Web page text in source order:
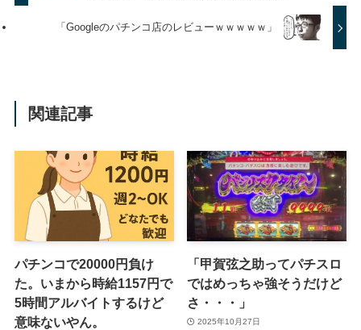
「Googleのパチンコ店のレビューｗｗｗｗｗ」
関連記事
パチンコで20000円負け
た。いまから時給1157円で
5時間アルバイトするけど
意味ないやん。
「甲賀弦之助ってパチスロ
ではめっちゃ強そうだけど
さ・・・」
2025年10月27日